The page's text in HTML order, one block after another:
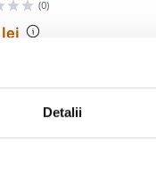
Detalii
(0)
lei